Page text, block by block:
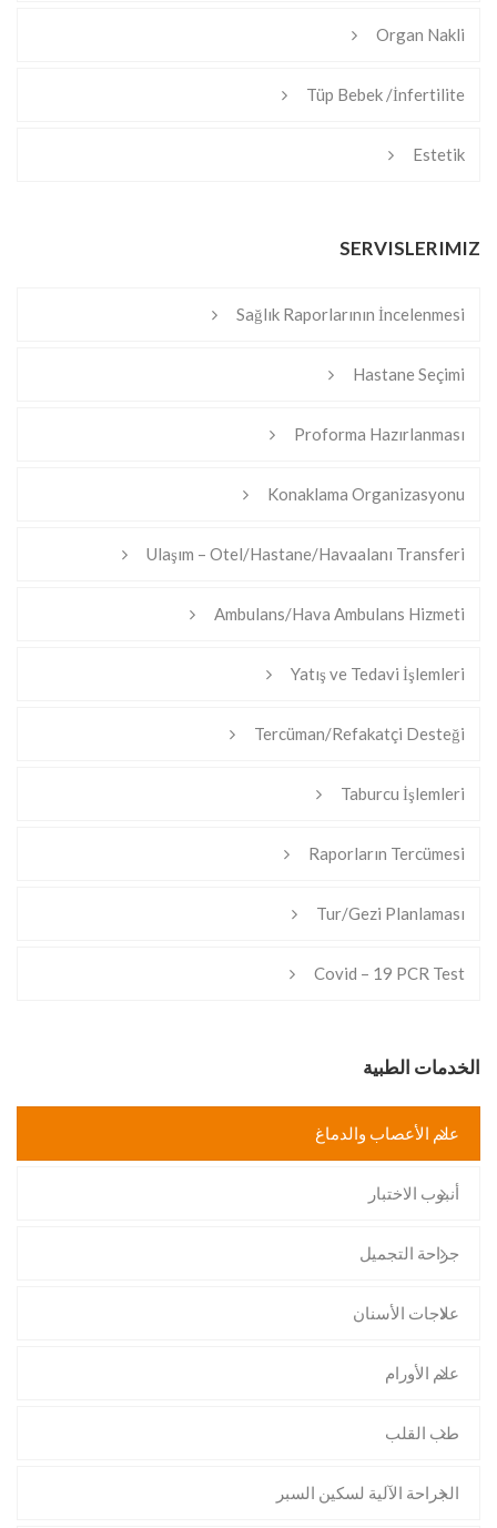
Organ Nakli
Tüp Bebek /İnfertilite
Estetik
SERVISLERIMIZ
Sağlık Raporlarının İncelenmesi
Hastane Seçimi
Proforma Hazırlanması
Konaklama Organizasyonu
Ulaşım – Otel/Hastane/Havaalanı Transferi
Ambulans/Hava Ambulans Hizmeti
Yatış ve Tedavi İşlemleri
Tercüman/Refakatçi Desteği
Taburcu İşlemleri
Raporların Tercümesi
Tur/Gezi Planlaması
Covid – 19 PCR Test
الخدمات الطبية
علم الأعصاب والدماغ
أنبوب الاختبار
جراحة التجميل
علاجات الأسنان
علم الأورام
طب القلب
الجراحة الآلية لسكين السبر